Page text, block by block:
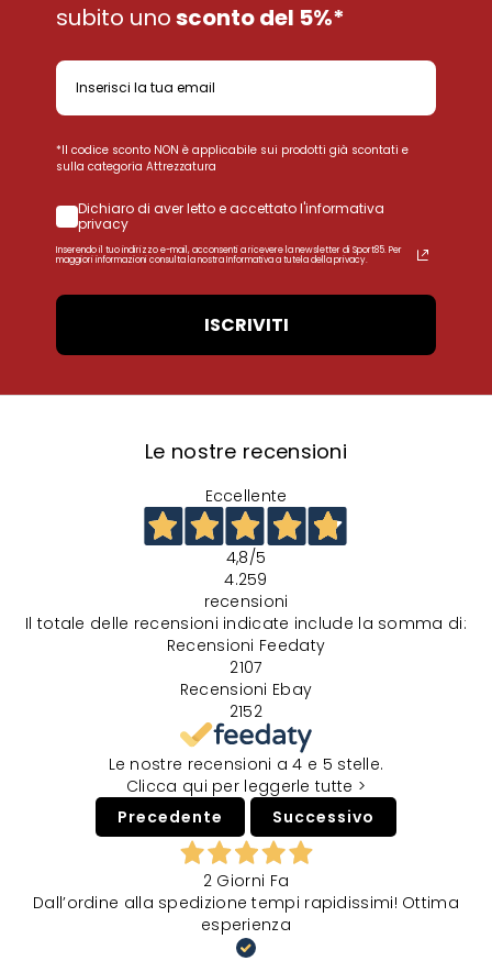
subito unosconto del 5%*
*Il codice sconto NON è applicabile sui prodotti già scontati e
sulla categoria Attrezzatura
Dichiaro di aver letto e accettato l'informativa
privacy
Inserendo il tuo indirizzo e-mail, acconsenti a ricevere la newsletter di Sport85. Per
maggiori informazioni consulta la nostra Informativa a tutela della privacy.
ISCRIVITI
Le nostre recensioni
Eccellente
4,8/5
4.259
recensioni
Il totale delle recensioni indicate include la somma di:
Recensioni Feedaty
2107
Recensioni Ebay
2152
Le nostre recensioni a 4 e 5 stelle.
Clicca qui per leggerle tutte >
Precedente
Successivo
2 Giorni Fa
Dall’ordine alla spedizione tempi rapidissimi! Ottima
esperienza